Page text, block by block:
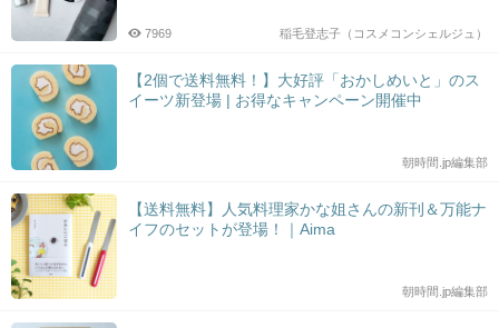
稲毛登志子（コスメコンシェルジュ）
7969
【2個で送料無料！】大好評「おかしめいと」のス
イーツ新登場 | お得なキャンペーン開催中
朝時間.jp編集部
【送料無料】人気料理家かな姐さんの新刊＆万能ナ
イフのセットが登場！｜Aima
朝時間.jp編集部